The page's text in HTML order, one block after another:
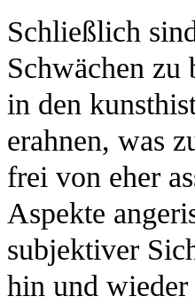
Schließlich
Schwächen
in den
erahnen, was
frei von eher
Aspekte
subjektiver
hin und wieder